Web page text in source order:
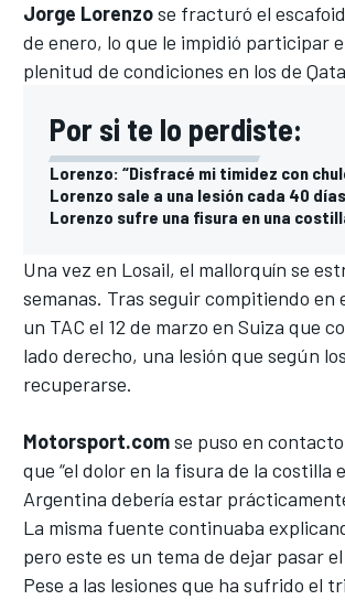
Jorge Lorenzose fracturó el
de enero, lo que le impidió participar
plenitud de condiciones en los de
Por si te lo perdiste:
Lorenzo: “Disfracé mi timidez con
Lorenzo sale a una lesión cada 40 días
Lorenzo sufre una fisura en una
Una vez en Losail, el mallorquín se
semanas. Tras seguir compitiendo
un TAC el 12 de marzo en Suiza que
lado derecho, una lesión que según
recuperarse.
Motorsport.comse puso en
que “el dolor en la fisura de la costilla
Argentina debería estar
La misma fuente continuaba
pero este es un tema de dejar pasar el
Pese a las lesiones que ha sufrido el